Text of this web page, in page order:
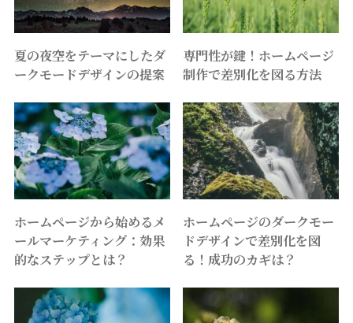
夏の夜空をテーマにしたダ
ークモードデザインの提案
専門性が鍵！ホームページ
制作で差別化を図る方法
ホームページから始めるメ
ールマーケティング：効果
的なステップとは？
ホームページのダークモー
ドデザインで差別化を図
る！成功のカギは？